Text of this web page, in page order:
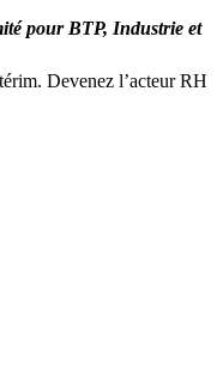
pour BTP, Industrie et
Devenez l’acteur RH